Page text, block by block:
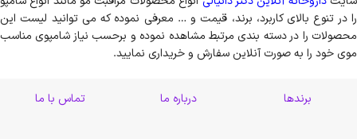
را در تنوع بالای کاربرد، برند، قیمت و … معرفی نموده که می توانید لیست این
محصولات را در دسته بندی مرتبط مشاهده نموده و برحسب نیاز شامپوی مناسب
موی خود را به صورت آنلاین سفارش و خریداری نمایید.
برندها درباره ما تماس با ما